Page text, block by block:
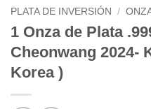
PLATA DE INVERSIÓN /
1 Onza de Plata
Cheonwang 2024-
Korea )